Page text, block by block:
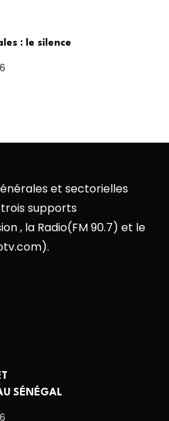
: le silence
et sectorielles
supports
, la Radio(FM 90.7) et le
SÉNÉGAL